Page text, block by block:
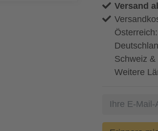
Versand
Schweiz
Weitere